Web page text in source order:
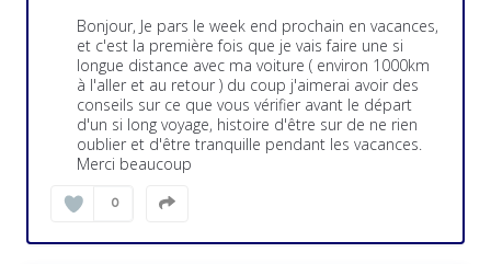
Bonjour, Je pars le week end prochain en vacances,
et c'est la première fois que je vais faire une si
longue distance avec ma voiture ( environ 1000km
à l'aller et au retour ) du coup j'aimerai avoir des
conseils sur ce que vous vérifier avant le départ
d'un si long voyage, histoire d'être sur de ne rien
oublier et d'être tranquille pendant les vacances.
Merci beaucoup
0